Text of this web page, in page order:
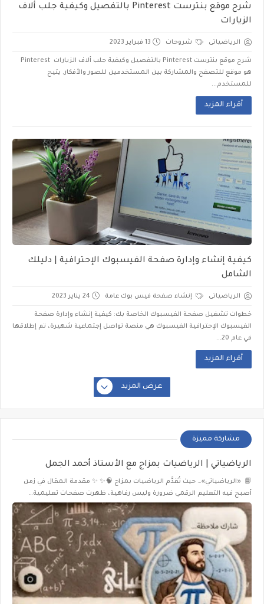
شرح موقع بنترست Pinterest بالتفصيل وكيفية جلب ألاف
الزيارات
الرياضياتى شروحات 13 فبراير 2023
شرح موقع بنترست Pinterest بالتفصيل وكيفية جلب ألاف الزيارات Pinterest
هو موقع للتصفح والمشاركة بين المستخدمين للصور والأفكار. يتيح
للمستخدم...
أقراء المزيد
كيفية إنشاء وإدارة صفحة الفيسبوك الإحترافية | دليلك
الشامل
الرياضياتى إنشاء صفحة فيس بوك عامة 24 يناير 2023
خطوات تشغيل صفحة الفيسبوك الخاصة بك: كيفية إنشاء وإدارة صفحة
الفيسبوك الإحترافية الفيسبوك هي منصة تواصل إجتماعية شهيرة، تم إطلاقها
في عام 20...
أقراء المزيد
عرض المزيد
مشاركة مميزة
الرياضياتي | الرياضيات بمزاج مع الأستاذ أحمد الجمل
📘 «الرياضياتي»… حيث تُقدَّم الرياضيات بمزاج 🧠✨ ✨ مقدمة المقال في زمن
أصبح فيه التعليم الرقمي ضرورة وليس رفاهية، ظهرت صفحات تعليمية…